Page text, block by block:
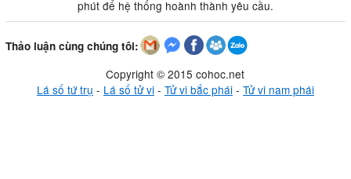
phút để hệ thống hoành thành yêu cầu.
Thảo luận cùng chúng tôi:
Copyright © 2015 cohoc.net
Lá số tứ trụ - Lá số tử vi- Tử vi bắc phái- Tử vi nam phái